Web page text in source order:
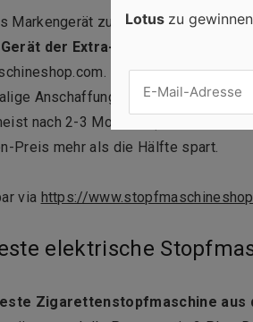
Markengerät zur Zigaretten-
der Extra-Klasse
, mit dem es
Premium-Qualität
Anschaffung, die im Zweifel über
nach 2-3 Monaten (je nach
Preis mehr als die Hälfte spart.
via https://
elektrische
Zigarettenstopfmaschine aus
Lotus zu